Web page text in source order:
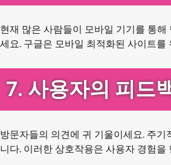
현재 많은 사람들이 모바일 기기를 통
세요. 구글은 모바일 최적화된 사이트
7. 사용자의 피드
방문자들의 의견에 귀 기울이세요. 주
니다. 이러한 상호작용은 사용자 경험